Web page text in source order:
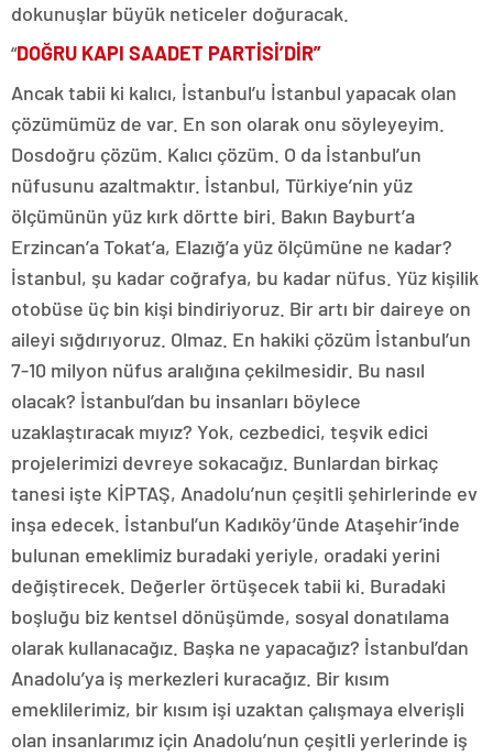
dokunuşlar büyük neticeler doğuracak.
“DOĞRU KAPI SAADET PARTİSİ’DİR”
Ancak tabii ki kalıcı, İstanbul’u İstanbul yapacak olan
çözümümüz de var. En son olarak onu söyleyeyim.
Dosdoğru çözüm. Kalıcı çözüm. O da İstanbul’un
nüfusunu azaltmaktır. İstanbul, Türkiye’nin yüz
ölçümünün yüz kırk dörtte biri. Bakın Bayburt’a
Erzincan’a Tokat’a, Elazığ’a yüz ölçümüne ne kadar?
İstanbul, şu kadar coğrafya, bu kadar nüfus. Yüz kişilik
otobüse üç bin kişi bindiriyoruz. Bir artı bir daireye on
aileyi sığdırıyoruz. Olmaz. En hakiki çözüm İstanbul’un
7-10 milyon nüfus aralığına çekilmesidir. Bu nasıl
olacak? İstanbul’dan bu insanları böylece
uzaklaştıracak mıyız? Yok, cezbedici, teşvik edici
projelerimizi devreye sokacağız. Bunlardan birkaç
tanesi işte KİPTAŞ, Anadolu’nun çeşitli şehirlerinde ev
inşa edecek. İstanbul’un Kadıköy’ünde Ataşehir’inde
bulunan emeklimiz buradaki yeriyle, oradaki yerini
değiştirecek. Değerler örtüşecek tabii ki. Buradaki
boşluğu biz kentsel dönüşümde, sosyal donatılama
olarak kullanacağız. Başka ne yapacağız? İstanbul’dan
Anadolu’ya iş merkezleri kuracağız. Bir kısım
emeklilerimiz, bir kısım işi uzaktan çalışmaya elverişli
olan insanlarımız için Anadolu’nun çeşitli yerlerinde iş